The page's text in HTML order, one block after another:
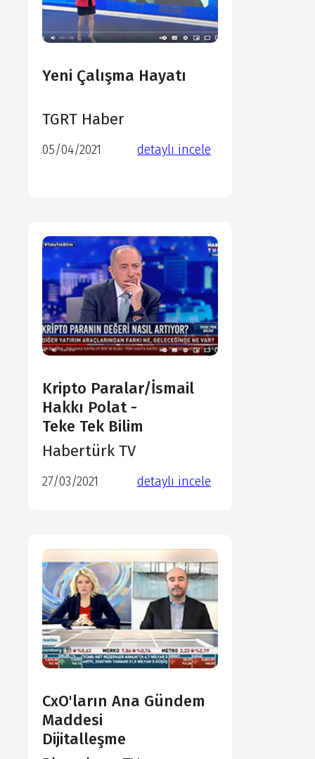
Yeni Çalışma Hayatı
TGRT Haber
05/04/2021 detaylı incele
Kripto Paralar/İsmail
Hakkı Polat -
Teke Tek Bilim
Habertürk TV
27/03/2021 detaylı incele
CxO'ların Ana Gündem
Maddesi
Dijitalleşme